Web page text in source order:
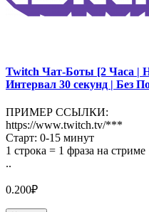
Twitch Чат-Боты [2 Часа |
Интервал 30 секунд | Без
ПРИМЕР ССЫЛКИ:
https://www.twitch.tv/***
Старт: 0-15 минут
1 строка = 1 фраза на стриме
..
0.200₽